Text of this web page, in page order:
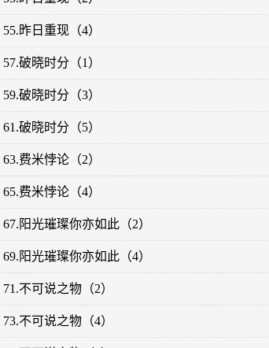
55.昨日重现（4）
57.破晓时分（1）
59.破晓时分（3）
61.破晓时分（5）
63.费米悖论（2）
65.费米悖论（4）
67.阳光璀璨你亦如此（2）
69.阳光璀璨你亦如此（4）
71.不可说之物（2）
73.不可说之物（4）